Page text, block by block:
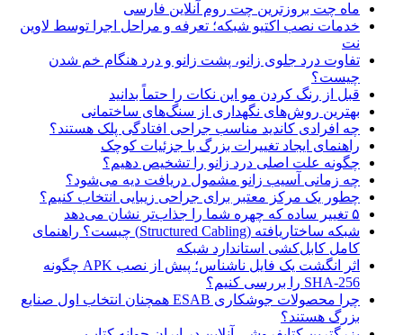
ماه چت بروزترین چت روم آنلاین فارسی
خدمات نصب اکتیو شبکه؛ تعرفه و مراحل اجرا توسط لاوین
نت
تفاوت درد جلوی زانو، پشت زانو و درد هنگام خم شدن
چیست؟
قبل از رنگ کردن مو این نکات را حتماً بدانید
بهترین روش‌های نگهداری از سنگ‌های ساختمانی
چه افرادی کاندید مناسب جراحی افتادگی پلک هستند؟
راهنمای ایجاد تغییرات بزرگ با جزئیات کوچک
چگونه علت اصلی درد زانو را تشخیص دهیم؟
چه زمانی آسیب زانو مشمول دریافت دیه می‌شود؟
چطور یک مرکز معتبر برای جراحی زیبایی انتخاب کنیم؟
۵ تغییر ساده که چهره شما را جذاب‌تر نشان می‌دهد
شبکه ساختاریافته (Structured Cabling) چیست؟ راهنمای
کامل کابل‌کشی استاندارد شبکه
اثر انگشت یک فایل ناشناس؛ پیش از نصب APK چگونه
SHA-256 را بررسی کنیم؟
چرا محصولات جوشکاری ESAB همچنان انتخاب اول صنایع
بزرگ هستند؟